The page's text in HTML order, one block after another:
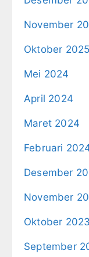
November
Oktober 2025
Mei 2024
April 2024
Maret 2024
Februari
Desember
November
Oktober 2023
September